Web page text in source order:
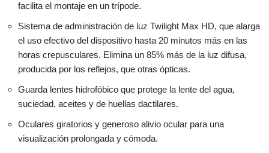
facilita el montaje en un trípode.
Sistema de administración de luz Twilight Max HD, que alarga
el uso efectivo del dispositivo hasta 20 minutos más en las
horas crepusculares. Elimina un 85% más de la luz difusa,
producida por los reflejos, que otras ópticas.
Guarda lentes hidrofóbico que protege la lente del agua,
suciedad, aceites y de huellas dactilares.
Oculares giratorios y generoso alivio ocular para una
visualización prolongada y cómoda.